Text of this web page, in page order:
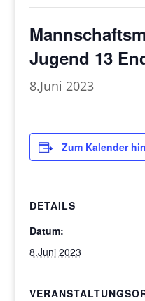
Jugend 13
8.Juni 2023
Zum Kalender
DETAILS
Datum:
8.Juni 2023